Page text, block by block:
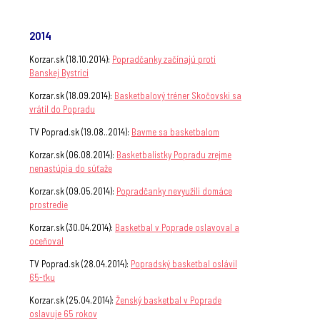
2014
Korzar.sk (18.10.2014): Popradčanky začínajú proti
Banskej Bystrici
Korzar.sk (18.09.2014): Basketbalový tréner Skočovski sa
vrátil do Popradu
TV Poprad.sk (19.08..2014): Bavme sa basketbalom
Korzar.sk (06.08.2014): Basketbalistky Popradu zrejme
nenastúpia do súťaže
Korzar.sk (09.05.2014): Popradčanky nevyužili domáce
prostredie
Korzar.sk (30.04.2014): Basketbal v Poprade oslavoval a
oceňoval
TV Poprad.sk (28.04.2014): Popradský basketbal oslávil
65-ťku
Korzar.sk (25.04.2014): Ženský basketbal v Poprade
oslavuje 65 rokov